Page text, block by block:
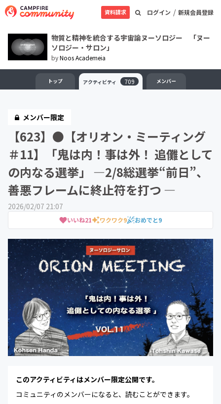
ログイン / 新規会員登録
資料請求
物質と精神を統合する宇宙論ヌーソロジー 「ヌー
ソロジー・サロン」
byNoos Academeia
トップ アクティビティ 709 メンバー
メンバー限定
【623】●【オリオン・ミーティング
＃11】「鬼は内！事は外！ 追儺として
の内なる選挙」 ―2/8総選挙“前日”、
善悪フレームに終止符を打つ ―
2026/02/07 21:07
いいね21 ワクワク9 おめでと9
このアクティビティはメンバー限定公開です。
コミュニティのメンバーになると、読むことができます。